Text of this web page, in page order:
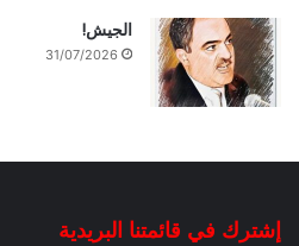
الجيش!
31/07/2026
إشترك في قائمتنا البريدية